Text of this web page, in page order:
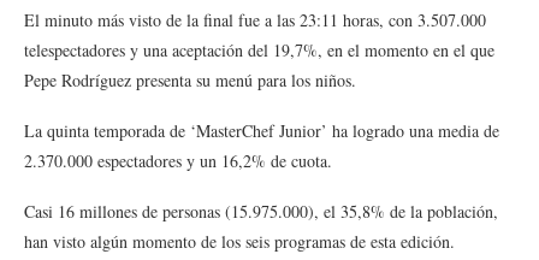
El minuto más visto de la final fue a las 23:11 horas, con 3.507.000
telespectadores y una aceptación del 19,7%, en el momento en el que
Pepe Rodríguez presenta su menú para los niños.
La quinta temporada de ‘MasterChef Junior’ ha logrado una media de
2.370.000 espectadores y un 16,2% de cuota.
Casi 16 millones de personas (15.975.000), el 35,8% de la población,
han visto algún momento de los seis programas de esta edición.